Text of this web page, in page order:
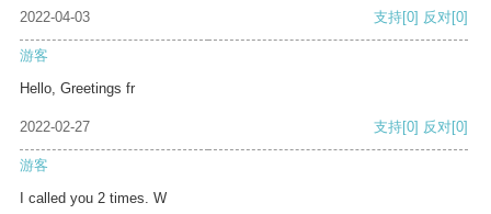
2022-04-03 支持[0] 反对[0]
游客
Hello, Greetings fr
2022-02-27 支持[0] 反对[0]
游客
I called you 2 times. W